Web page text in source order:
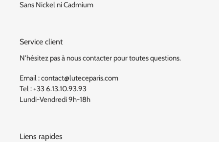
Sans Nickel ni Cadmium
Service client
N'hésitez pas à nous contacter pour toutes questions.
Email : contact@luteceparis.com
Tel : +33 6.13.10.93.93
Lundi-Vendredi 9h-18h
Liens rapides